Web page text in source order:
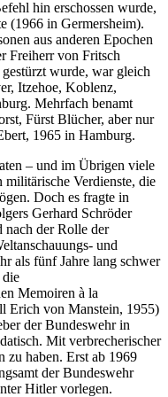
hin erschossen wurde,
(1966 in Germersheim).
aus anderen Epochen
Freiherr von Fritsch
wurde, war gleich
Itzehoe, Koblenz,
Mehrfach benamt
Fürst Blücher, aber nur
1965 in Hamburg.
– und im Übrigen viele
militärische Verdienste, die
Doch es fragte in
Gerhard Schröder
der Rolle der
und
als fünf Jahre lang schwer
die
Memoiren à la
Erich von Manstein, 1955)
der Bundeswehr in
Mit verbrecherischer
zu haben. Erst ab 1969
der Bundeswehr
Hitler vorlegen.